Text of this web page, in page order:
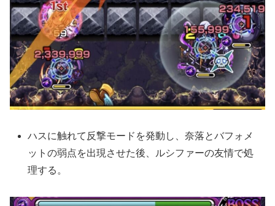
ハスに触れて反撃モードを発動し、奈落とバフォメ
ットの弱点を出現させた後、ルシファーの友情で処
理する。